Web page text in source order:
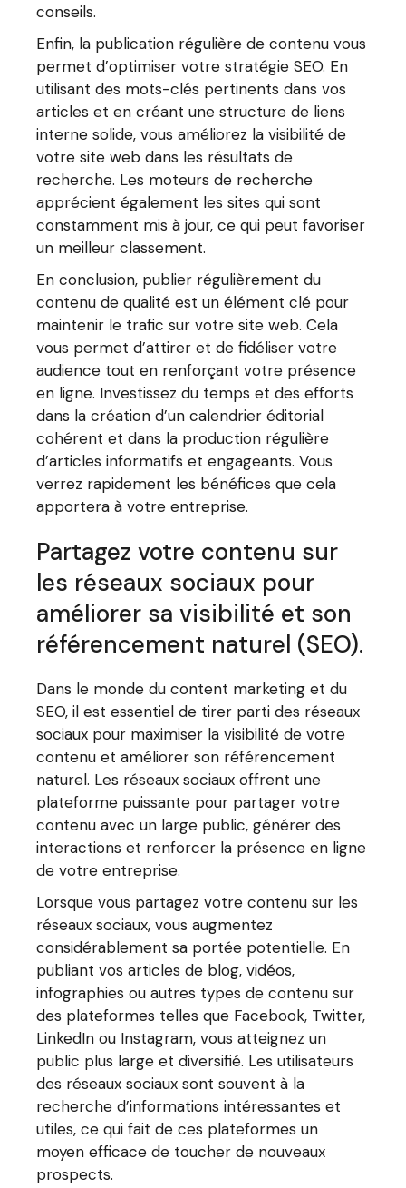
conseils.
Enfin, la publication régulière de contenu vous
permet d’optimiser votre stratégie SEO. En
utilisant des mots-clés pertinents dans vos
articles et en créant une structure de liens
interne solide, vous améliorez la visibilité de
votre site web dans les résultats de
recherche. Les moteurs de recherche
apprécient également les sites qui sont
constamment mis à jour, ce qui peut favoriser
un meilleur classement.
En conclusion, publier régulièrement du
contenu de qualité est un élément clé pour
maintenir le trafic sur votre site web. Cela
vous permet d’attirer et de fidéliser votre
audience tout en renforçant votre présence
en ligne. Investissez du temps et des efforts
dans la création d’un calendrier éditorial
cohérent et dans la production régulière
d’articles informatifs et engageants. Vous
verrez rapidement les bénéfices que cela
apportera à votre entreprise.
Partagez votre contenu sur
les réseaux sociaux pour
améliorer sa visibilité et son
référencement naturel (SEO).
Dans le monde du content marketing et du
SEO, il est essentiel de tirer parti des réseaux
sociaux pour maximiser la visibilité de votre
contenu et améliorer son référencement
naturel. Les réseaux sociaux offrent une
plateforme puissante pour partager votre
contenu avec un large public, générer des
interactions et renforcer la présence en ligne
de votre entreprise.
Lorsque vous partagez votre contenu sur les
réseaux sociaux, vous augmentez
considérablement sa portée potentielle. En
publiant vos articles de blog, vidéos,
infographies ou autres types de contenu sur
des plateformes telles que Facebook, Twitter,
LinkedIn ou Instagram, vous atteignez un
public plus large et diversifié. Les utilisateurs
des réseaux sociaux sont souvent à la
recherche d’informations intéressantes et
utiles, ce qui fait de ces plateformes un
moyen efficace de toucher de nouveaux
prospects.